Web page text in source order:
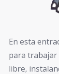
En esta
para trabajar
libre,